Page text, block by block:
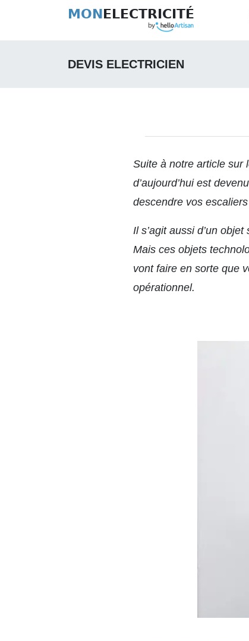
MONELECTRICITÉ
DEVIS ELECTRICIEN
Suite à notre article sur
d’aujourd’hui est
descendre vos
Il s’agit aussi d’un
Mais ces objets
vont faire en sorte que
opérationnel.